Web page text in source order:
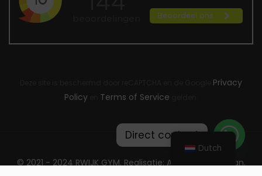
Privacy
Policyen Terms of Service
© 2021 - 2024 RWIJK GYM. Realisatie: ATsites Webdesign.
Dutch
Direct contact